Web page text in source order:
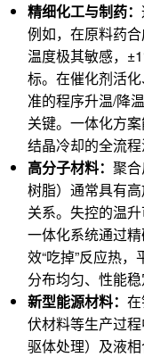
精细化工与制药：
例如，在原料药
温度极其敏感，
标。在催化剂活
准的程序升温/降
关键。一体化方
结晶冷却的全流程
高分子材料： 聚
树脂）通常具有
关系。失控的温
一体化系统通过
效“吃掉”反应热
分布均匀、性能稳
新型能源材料：
伏材料等生产过
驱体处理）及液